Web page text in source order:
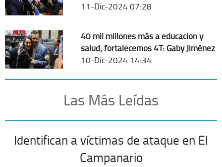
11-Dic-2024 07:28
40 mil millones más a educación y
salud; fortalecemos 4T: Gaby Jiménez
10-Dic-2024 14:34
Las Más Leídas
Identifican a víctimas de ataque en El
Campanario